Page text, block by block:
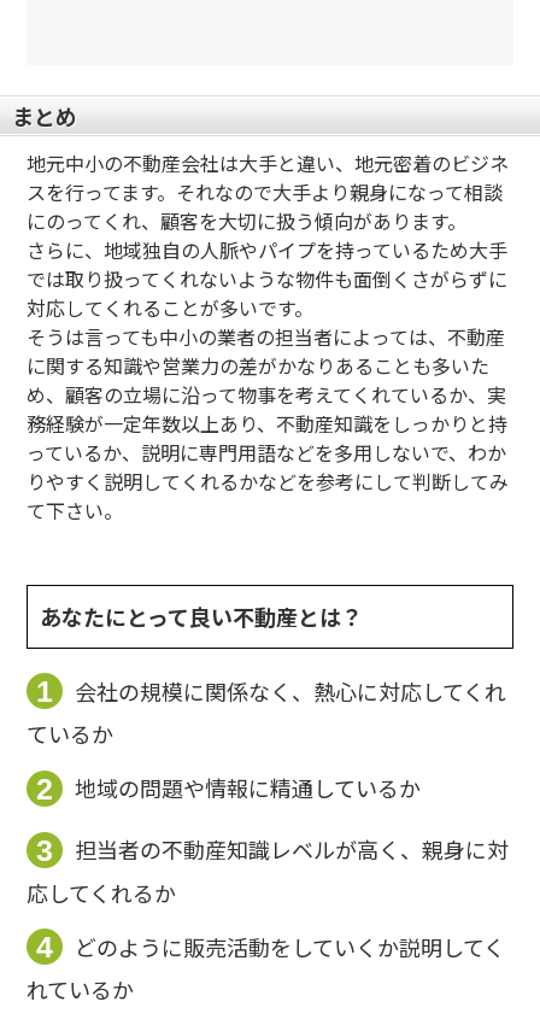
まとめ
地元中小の不動産会社は大手と違い、地元密着のビジネ
スを行ってます。それなので大手より親身になって相談
にのってくれ、顧客を大切に扱う傾向があります。
さらに、地域独自の人脈やパイプを持っているため大手
では取り扱ってくれないような物件も面倒くさがらずに
対応してくれることが多いです。
そうは言っても中小の業者の担当者によっては、不動産
に関する知識や営業力の差がかなりあることも多いた
め、顧客の立場に沿って物事を考えてくれているか、実
務経験が一定年数以上あり、不動産知識をしっかりと持
っているか、説明に専門用語などを多用しないで、わか
りやすく説明してくれるかなどを参考にして判断してみ
て下さい。
あなたにとって良い不動産とは？
1
会社の規模に関係なく、熱心に対応してくれ
ているか
2 地域の問題や情報に精通しているか
3
担当者の不動産知識レベルが高く、親身に対
応してくれるか
4
どのように販売活動をしていくか説明してく
れているか